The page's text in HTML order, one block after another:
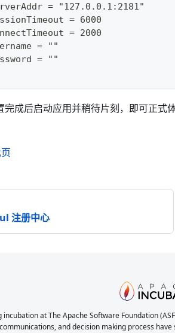
= "127.0.0.1:2181"
= 6000
= 2000
= ""
= ""
完成后启动应用并稍待片刻，即可正式
注册中心
at The Apache Software Foundation
and decision making process